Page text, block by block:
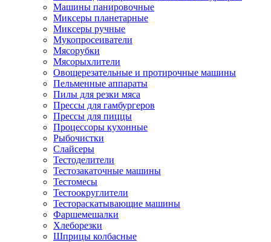
Машины панировочные
Миксеры планетарные
Миксеры ручные
Мукопросеиватели
Мясорубки
Мясорыхлители
Овощерезательные и протирочные машины
Пельменные аппараты
Пилы для резки мяса
Прессы для гамбургеров
Прессы для пиццы
Процессоры кухонные
Рыбочистки
Слайсеры
Тестоделители
Тестозакаточные машины
Тестомесы
Тестоокруглители
Тестораскатывающие машины
Фаршемешалки
Хлеборезки
Шприцы колбасные